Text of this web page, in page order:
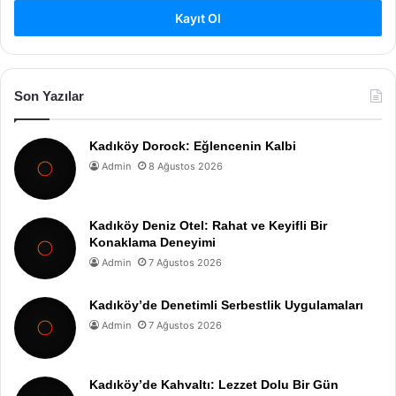
Kayıt Ol
Son Yazılar
Kadıköy Dorock: Eğlencenin Kalbi
Admin 8 Ağustos 2026
Kadıköy Deniz Otel: Rahat ve Keyifli Bir
Konaklama Deneyimi
Admin 7 Ağustos 2026
Kadıköy’de Denetimli Serbestlik Uygulamaları
Admin 7 Ağustos 2026
Kadıköy’de Kahvaltı: Lezzet Dolu Bir Gün